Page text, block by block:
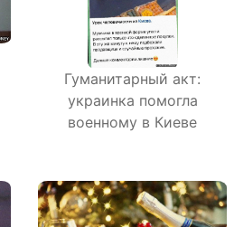
Гуманитарный акт:
украинка помогла
военному в Киеве